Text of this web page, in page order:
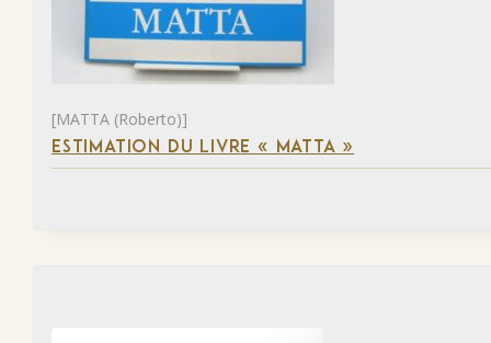
[MATTA (Roberto)]
ESTIMATION DU LIVRE « MATTA »